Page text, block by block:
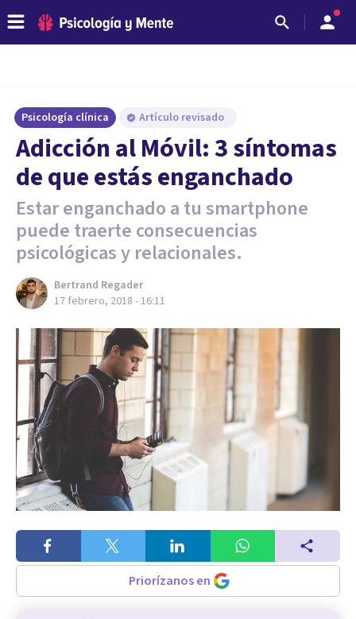
Psicología clínica Artículo revisado
Adicción al Móvil: 3 síntomas
de que estás enganchado
Estar enganchado a tu smartphone
puede traerte consecuencias
psicológicas y relacionales.
Bertrand Regader
17 febrero, 2018 - 16:11
Priorízanos en